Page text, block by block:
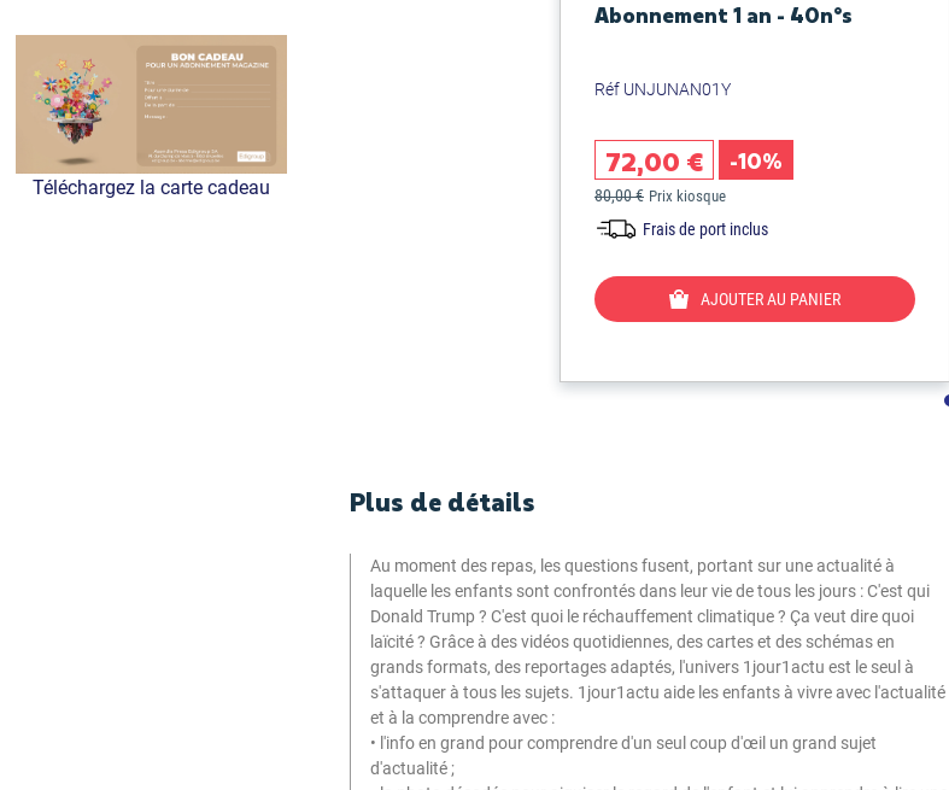
Abonnement 1 an - 40n°s
Réf UNJUNAN01Y
72,00 € -10%
80,00 € Prix kiosque
Frais de port inclus
AJOUTER AU PANIER
Plus de détails
Au moment des repas, les questions fusent, portant sur une actualité à
laquelle les enfants sont confrontés dans leur vie de tous les jours : C'est qui
Donald Trump ? C'est quoi le réchauffement climatique ? Ça veut dire quoi
laïcité ? Grâce à des vidéos quotidiennes, des cartes et des schémas en
grands formats, des reportages adaptés, l'univers 1jour1actu est le seul à
s'attaquer à tous les sujets. 1jour1actu aide les enfants à vivre avec l'actualité
et à la comprendre avec :
• l'info en grand pour comprendre d'un seul coup d'œil un grand sujet
d'actualité ;
Téléchargez la carte cadeau